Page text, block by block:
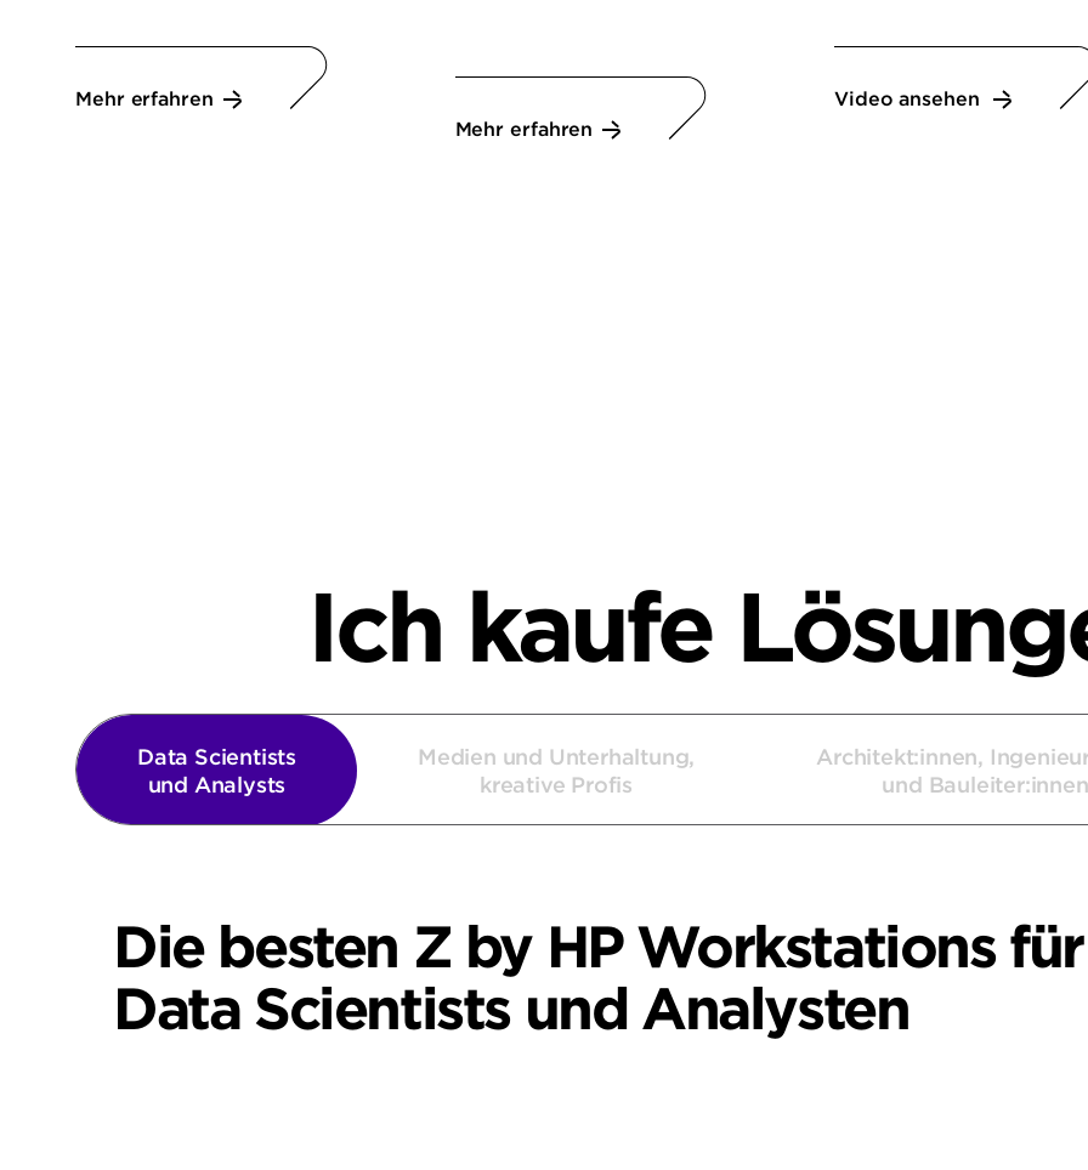
Mehr erfahren
Mehr erfahren
Video ansehen
Ich kaufe
Data Scientists
und Analysts
Medien und Unterhaltung,
kreative Profis
Architekt:innen,
und Bauleiter:innen
Die besten Z by HP Workstations für
Data Scientists und Analysten